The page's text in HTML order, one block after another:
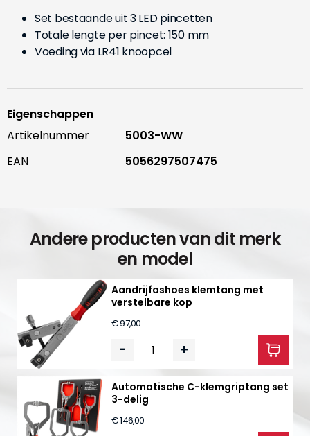
Set bestaande uit 3 LED pincetten
Totale lengte per pincet: 150 mm
Voeding via LR41 knoopcel
Eigenschappen
Artikelnummer
5003-WW
EAN
5056297507475
Andere producten van dit merk
en model
Aandrijfashoes klemtang met
verstelbare kop
€ 97,00
- +
Automatische C-klemgriptang set
3-delig
€ 146,00